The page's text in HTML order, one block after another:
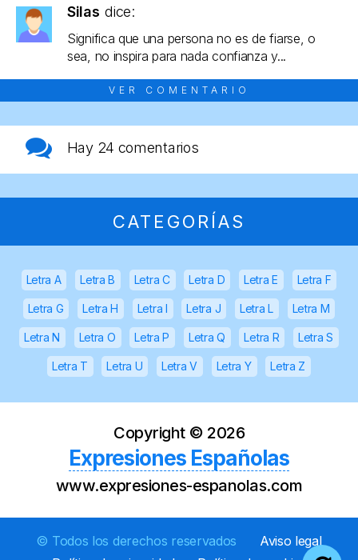
Silas dice:
Significa que una persona no es de fiarse, o
sea, no inspira para nada confianza y...
VER COMENTARIO
Hay 24 comentarios
CATEGORÍAS
Letra A Letra B Letra C Letra D Letra E Letra F
Letra G Letra H Letra I Letra J Letra L Letra M
Letra N Letra O Letra P Letra Q Letra R Letra S
Letra T Letra U Letra V Letra Y Letra Z
Copyright © 2026
Expresiones Españolas
www.expresiones-espanolas.com
© Todos los derechos reservados
Aviso legal